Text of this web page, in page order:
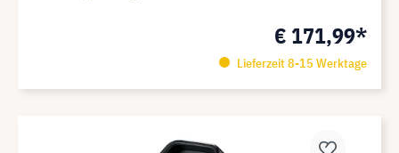
€ 171,99*
Lieferzeit 8-15 Werktage